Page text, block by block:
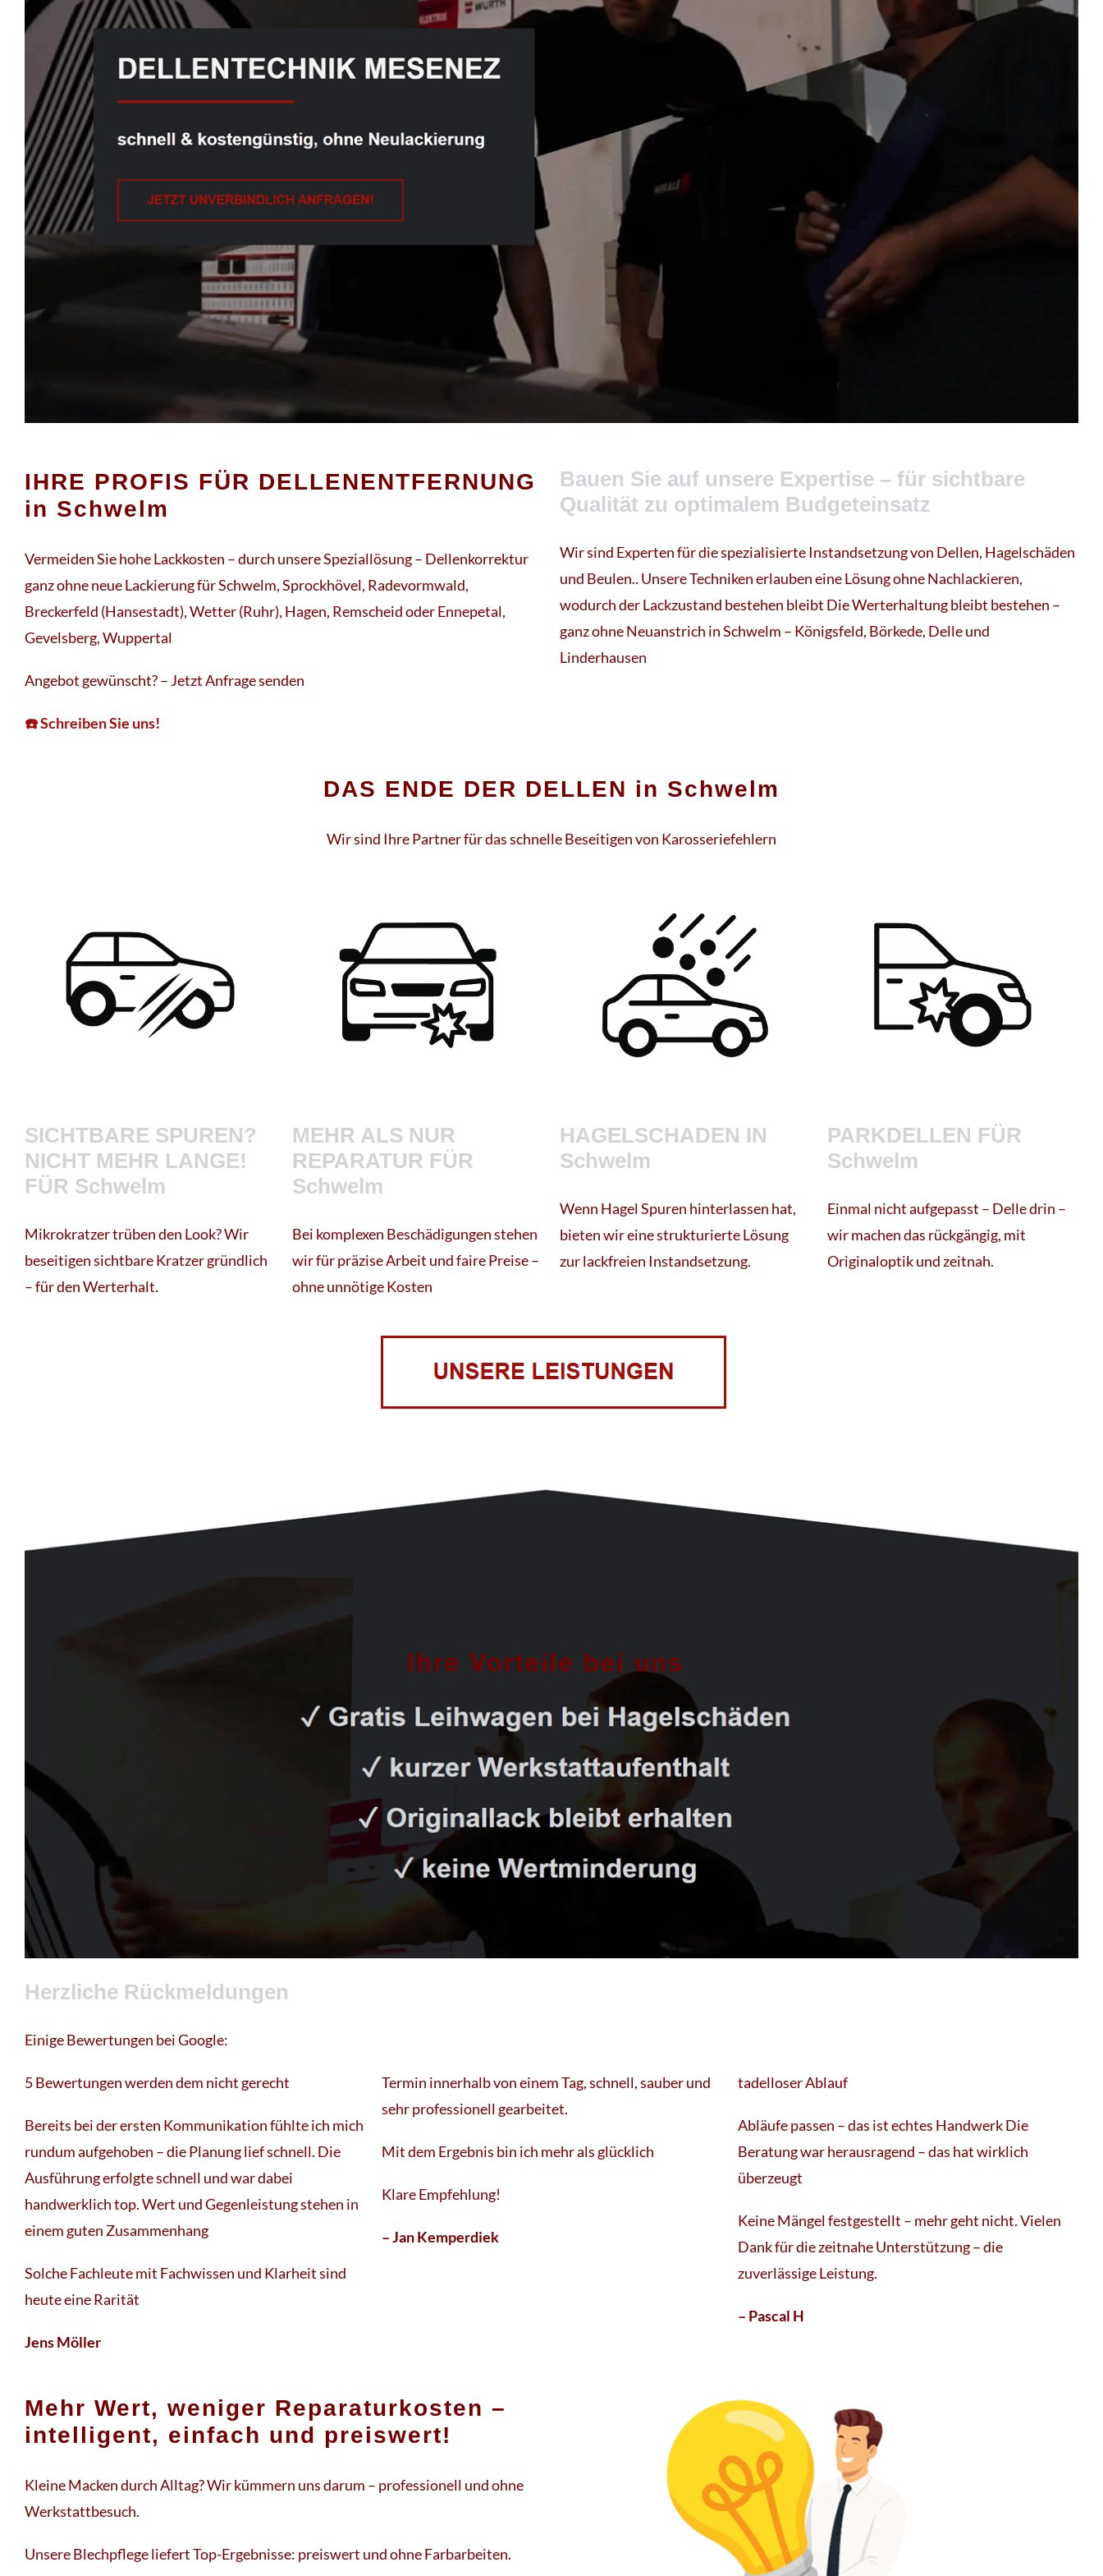
IHRE PROFIS FÜR DELLENENTFERNUNG
in Schwelm
Vermeiden Sie hohe Lackkosten – durch unsere Speziallösung – Dellenkorrektur
ganz ohne neue Lackierung für Schwelm, Sprockhövel, Radevormwald,
Breckerfeld (Hansestadt), Wetter (Ruhr), Hagen, Remscheid oder Ennepetal,
Gevelsberg, Wuppertal
Angebot gewünscht? – Jetzt Anfrage senden
☎️ Schreiben Sie uns!
Bauen Sie auf unsere Expertise – für sichtbare
Qualität zu optimalem Budgeteinsatz
Wir sind Experten für die spezialisierte Instandsetzung von Dellen, Hagelschäden
und Beulen.. Unsere Techniken erlauben eine Lösung ohne Nachlackieren,
wodurch der Lackzustand bestehen bleibt Die Werterhaltung bleibt bestehen –
ganz ohne Neuanstrich in Schwelm – Königsfeld, Börkede, Delle und
Linderhausen
DAS ENDE DER DELLEN in Schwelm
Wir sind Ihre Partner für das schnelle Beseitigen von Karosseriefehlern
SICHTBARE SPUREN?
NICHT MEHR LANGE!
FÜR Schwelm
Mikrokratzer trüben den Look? Wir
beseitigen sichtbare Kratzer gründlich
– für den Werterhalt.
MEHR ALS NUR
REPARATUR FÜR
Schwelm
Bei komplexen Beschädigungen stehen
wir für präzise Arbeit und faire Preise –
ohne unnötige Kosten
HAGELSCHADEN IN
Schwelm
Wenn Hagel Spuren hinterlassen hat,
bieten wir eine strukturierte Lösung
zur lackfreien Instandsetzung.
PARKDELLEN FÜR
Schwelm
Einmal nicht aufgepasst – Delle drin –
wir machen das rückgängig, mit
Originaloptik und zeitnah.
Herzliche Rückmeldungen
Einige Bewertungen bei Google:
5 Bewertungen werden dem nicht gerecht
Bereits bei der ersten Kommunikation fühlte ich mich
rundum aufgehoben – die Planung lief schnell. Die
Ausführung erfolgte schnell und war dabei
handwerklich top. Wert und Gegenleistung stehen in
einem guten Zusammenhang
Solche Fachleute mit Fachwissen und Klarheit sind
heute eine Rarität
Jens Möller
Termin innerhalb von einem Tag, schnell, sauber und
sehr professionell gearbeitet.
Mit dem Ergebnis bin ich mehr als glücklich
Klare Empfehlung!
– Jan Kemperdiek
tadelloser Ablauf
Abläufe passen – das ist echtes Handwerk Die
Beratung war herausragend – das hat wirklich
überzeugt
Keine Mängel festgestellt – mehr geht nicht. Vielen
Dank für die zeitnahe Unterstützung – die
zuverlässige Leistung.
– Pascal H
Mehr Wert, weniger Reparaturkosten –
intelligent, einfach und preiswert!
Kleine Macken durch Alltag? Wir kümmern uns darum – professionell und ohne
Werkstattbesuch.
Unsere Blechpflege liefert Top-Ergebnisse: preiswert und ohne Farbarbeiten.